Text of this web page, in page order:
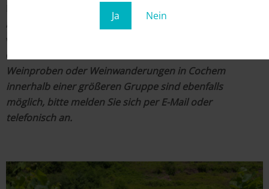
Ja Nein
Außerhalb der oben angegebenen Öffnungszeiten sind
wir gerne nach vorheriger Terminvereinbarung für Sie
da.
Weinproben oder Weinwanderungen in Cochem
innerhalb einer größeren Gruppe sind ebenfalls
möglich, bitte melden Sie sich per E-Mail oder
telefonisch an.